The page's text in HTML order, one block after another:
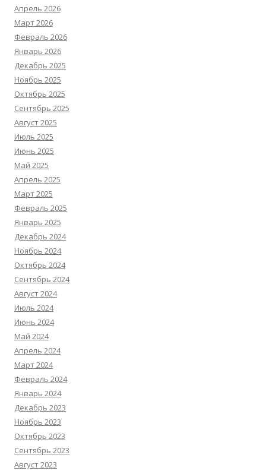
Апрель 2026
Март 2026
Февраль 2026
Январь 2026
Декабрь 2025
Ноябрь 2025
Октябрь 2025
Сентябрь 2025
Август 2025
Июль 2025
Июнь 2025
Май 2025
Апрель 2025
Март 2025
Февраль 2025
Январь 2025
Декабрь 2024
Ноябрь 2024
Октябрь 2024
Сентябрь 2024
Август 2024
Июль 2024
Июнь 2024
Май 2024
Апрель 2024
Март 2024
Февраль 2024
Январь 2024
Декабрь 2023
Ноябрь 2023
Октябрь 2023
Сентябрь 2023
Август 2023